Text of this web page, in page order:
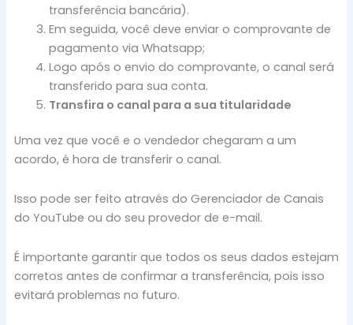
transferência bancária).
Em seguida, você deve enviar o comprovante de
pagamento via Whatsapp;
Logo após o envio do comprovante, o canal será
transferido para sua conta.
Transfira o canal para a sua titularidade
Uma vez que você e o vendedor chegaram a um
acordo, é hora de transferir o canal.
Isso pode ser feito através do Gerenciador de Canais
do YouTube ou do seu provedor de e-mail.
É importante garantir que todos os seus dados estejam
corretos antes de confirmar a transferência, pois isso
evitará problemas no futuro.